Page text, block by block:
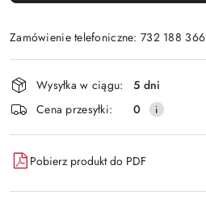
Zamówienie telefoniczne: 732 188 366
Wyślij
Dostępność
i
dostawa
Wysyłka w ciągu:
5 dni
Cena przesyłki:
0
Pobierz produkt do PDF